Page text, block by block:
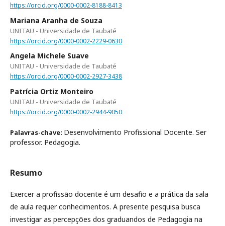
https://orcid.org/0000-0002-8188-8413
Mariana Aranha de Souza
UNITAU - Universidade de Taubaté
https://orcid.org/0000-0002-2229-0630
Angela Michele Suave
UNITAU - Universidade de Taubaté
https://orcid.org/0000-0002-2927-3438
Patrícia Ortiz Monteiro
UNITAU - Universidade de Taubaté
https://orcid.org/0000-0002-2944-9050
Palavras-chave: Desenvolvimento Profissional Docente. Ser
professor. Pedagogia.
Resumo
Exercer a profissão docente é um desafio e a prática da sala
de aula requer conhecimentos. A presente pesquisa busca
investigar as percepções dos graduandos de Pedagogia na